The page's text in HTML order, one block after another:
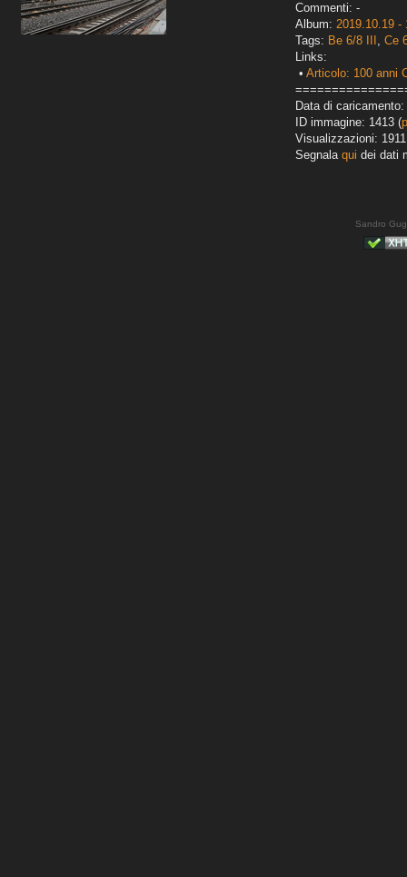
Commenti: -
Album: 2019.10.19 -
Tags: Be 6/8 III , Ce
Links:
• Articolo: 100 anni
Data di caricamento:
ID immagine: 1413 (
Visualizzazioni: 1911
Segnala qui dei dati
Sandro